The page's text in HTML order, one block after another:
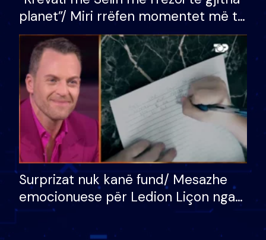
planet”/ Miri rrëfen momentet më të
bukura në shtëpinë e BB VIP: Do më
mungojë zilja e mëngjesit kur…
Surprizat nuk kanë fund/ Mesazhe
emocionuese për Ledion Liçon nga
nëna dhe fëmijët e tij, moderatori
nuk i mban dot lotët: Nuk meritoj…